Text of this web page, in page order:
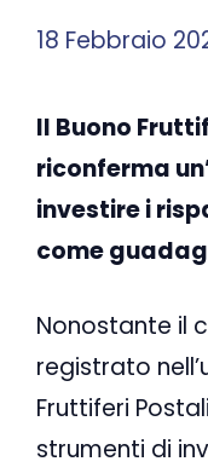
18 Febbraio
Il Buono
riconferma
investire i
come
Nonostante il
registrato
Fruttiferi
strumenti di